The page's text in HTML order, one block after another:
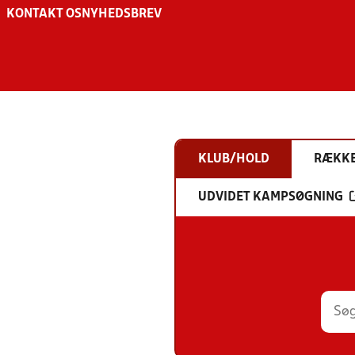
KONTAKT OS NYHEDSBREV
KLUB/HOLD
UDVIDET KAMPSØGNING